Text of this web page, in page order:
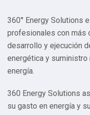
360° Energy Solutions
profesionales con más
desarrollo y ejecución
energética y
energía.
360 Energy Solutions
su gasto en energía y